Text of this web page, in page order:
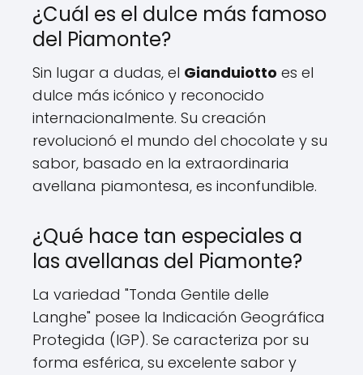
¿Cuál es el dulce más famoso
del Piamonte?
Sin lugar a dudas, el Gianduiotto es el
dulce más icónico y reconocido
internacionalmente. Su creación
revolucionó el mundo del chocolate y su
sabor, basado en la extraordinaria
avellana piamontesa, es inconfundible.
¿Qué hace tan especiales a
las avellanas del Piamonte?
La variedad "Tonda Gentile delle
Langhe" posee la Indicación Geográfica
Protegida (IGP). Se caracteriza por su
forma esférica, su excelente sabor y